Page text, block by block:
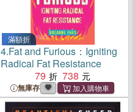
滿額折
4.Fat and Furious：Igniting
Radical Fat Resistance
79
738
無庫存